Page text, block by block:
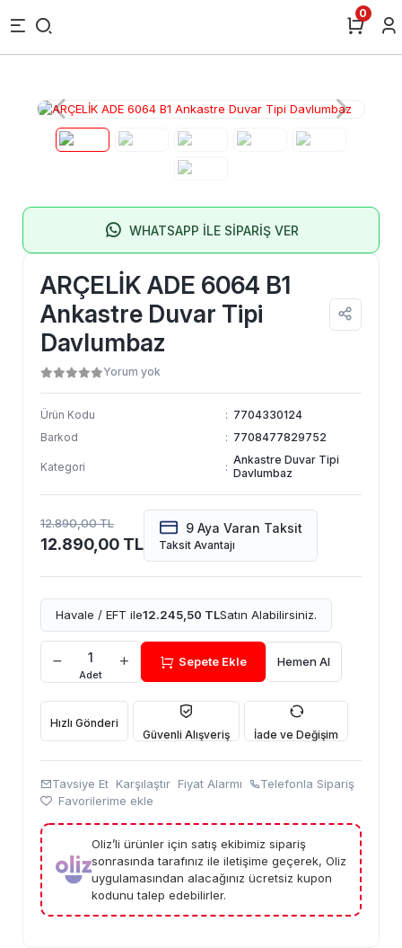
0
WHATSAPP İLE SİPARİŞ VER
ARÇELİK ADE 6064 B1
Ankastre Duvar Tipi
Davlumbaz
Yorum yok
Ürün Kodu : 7704330124
Barkod
: 7708477829752
Kategori : Ankastre Duvar Tipi
Davlumbaz
12.890,00 TL
12.890,00 TL
9 Aya Varan Taksit
Taksit Avantajı
Havale / EFT ile12.245,50 TLSatın Alabilirsiniz.
Adet
Sepete Ekle Hemen Al
Hızlı Gönderi
Güvenli Alışveriş
İade ve Değişim
Tavsiye Et Karşılaştır Fiyat Alarmı
Telefonla Sipariş
Favorilerime ekle
Oliz’li ürünler için satış ekibimiz sipariş
sonrasında tarafınız ile iletişime geçerek, Oliz
uygulamasından alacağınız ücretsiz kupon
kodunu talep edebilirler.